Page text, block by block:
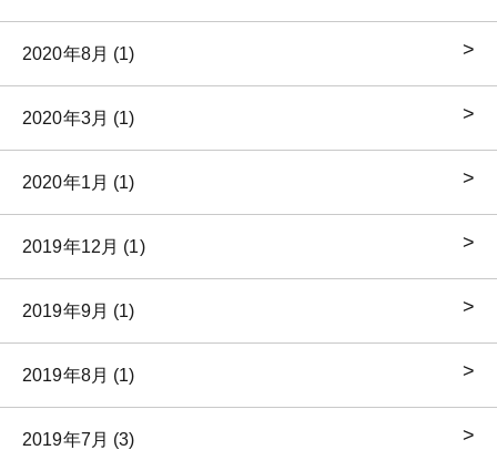
2020年8月 (1)
2020年3月 (1)
2020年1月 (1)
2019年12月 (1)
2019年9月 (1)
2019年8月 (1)
2019年7月 (3)